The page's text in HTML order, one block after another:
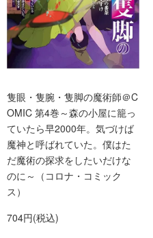
隻眼・隻腕・隻脚の魔術師＠C
OMIC 第4巻～森の小屋に籠っ
ていたら早2000年。気づけば
魔神と呼ばれていた。僕はた
だ魔術の探求をしたいだけな
のに～（コロナ・コミック
ス）
704円(税込)